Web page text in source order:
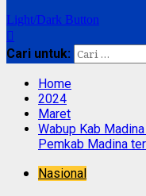
Light/Dark Button
Cari untuk:
Home
2024
Maret
Wabup Kab
Pemkab Madina
Nasional